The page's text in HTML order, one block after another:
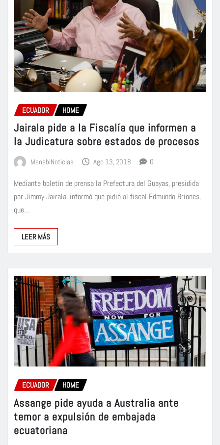
ECUADOR HOME
Jairala pide a la Fiscalía que informen a
la Judicatura sobre estados de procesos
ManabiNoticias Ago 13, 2018 0
Mediante boletín de prensa la Prefectura del Guayas, presidida
por Jimmy Jairala, informó que pidió al fiscal Edmundo Briones,
que…
LEER MÁS
ECUADOR HOME
Assange pide ayuda a Australia ante
temor a expulsión de embajada
ecuatoriana